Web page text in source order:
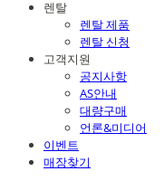
렌탈
렌탈 제품
렌탈 신청
고객지원
공지사항
AS안내
대량구매
언론&미디어
이벤트
매장찾기